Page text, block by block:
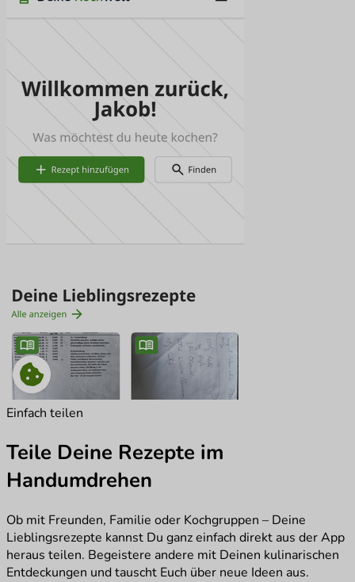
Einfach teilen
Teile Deine Rezepte im
Handumdrehen
Ob mit Freunden, Familie oder Kochgruppen – Deine
Lieblingsrezepte kannst Du ganz einfach direkt aus der App
heraus teilen. Begeistere andere mit Deinen kulinarischen
Entdeckungen und tauscht Euch über neue Ideen aus.